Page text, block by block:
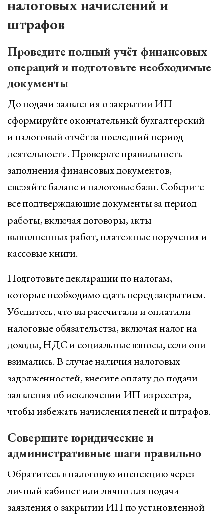
налоговых начислений и
штрафов
Проведите полный учёт финансовых
операций и подготовьте необходимые
документы
До подачи заявления о закрытии ИП
сформируйте окончательный бухгалтерский
и налоговый отчёт за последний период
деятельности. Проверьте правильность
заполнения финансовых документов,
сверяйте баланс и налоговые базы. Соберите
все подтверждающие документы за период
работы, включая договоры, акты
выполненных работ, платежные поручения и
кассовые книги.
Подготовьте декларации по налогам,
которые необходимо сдать перед закрытием.
Убедитесь, что вы рассчитали и оплатили
налоговые обязательства, включая налог на
доходы, НДС и социальные взносы, если они
взимались. В случае наличия налоговых
задолженностей, внесите оплату до подачи
заявления об исключении ИП из реестра,
чтобы избежать начисления пеней и штрафов.
Совершите юридические и
административные шаги правильно
Обратитесь в налоговую инспекцию через
личный кабинет или лично для подачи
заявления о закрытии ИП по установленной